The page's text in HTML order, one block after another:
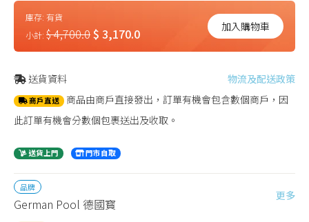
庫存: 有貨
小計: $ 4,700.0$ 3,170.0 加入購物車
送貨資料 物流及配送政策
商戶直送 商品由商戶直接發出，訂單有機會包含數個商戶，因
此訂單有機會分數個包裹送出及收取。
送貨上門 門市自取
品牌
German Pool 德國寳
更多